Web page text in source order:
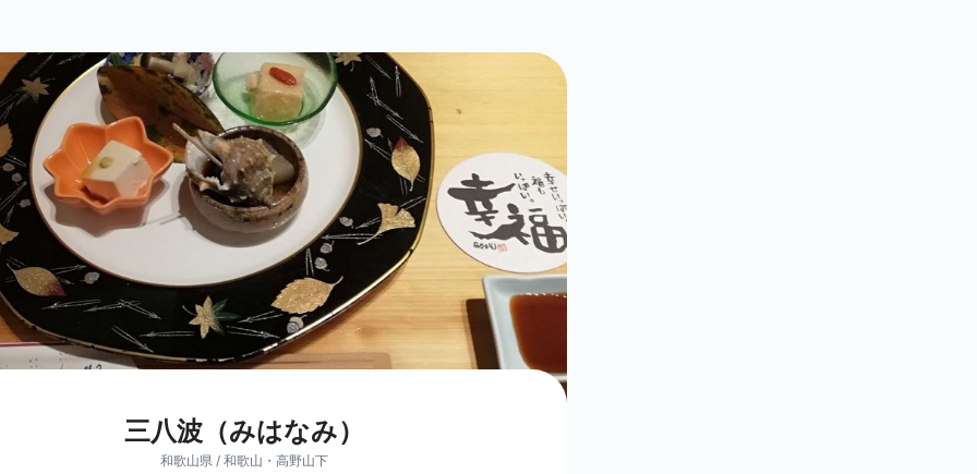
三八波（みはなみ）
和歌山県 / 和歌山・高野山下